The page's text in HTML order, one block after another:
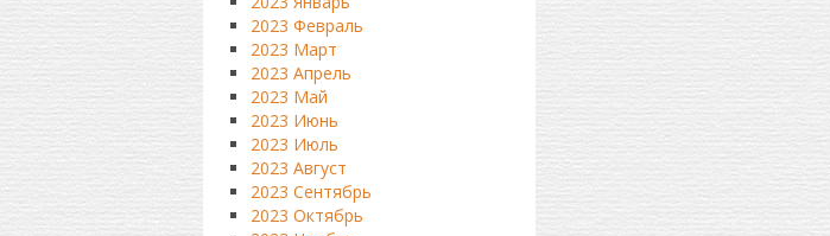
2023 Февраль
2023 Март
2023 Апрель
2023 Май
2023 Июнь
2023 Июль
2023 Август
2023 Сентябрь
2023 Октябрь